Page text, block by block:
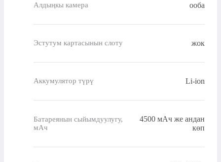
Алдыңкы камера ооба
Эстутум картасынын слоту жок
Аккумулятор түрү Li-ion
Батареянын сыйымдуулугу,
мАч
4500 мАч же андан
көп